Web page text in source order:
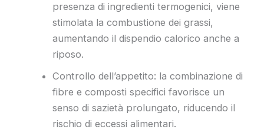
presenza di ingredienti termogenici, viene
stimolata la combustione dei grassi,
aumentando il dispendio calorico anche a
riposo.
Controllo dell’appetito: la combinazione di
fibre e composti specifici favorisce un
senso di sazietà prolungato, riducendo il
rischio di eccessi alimentari.